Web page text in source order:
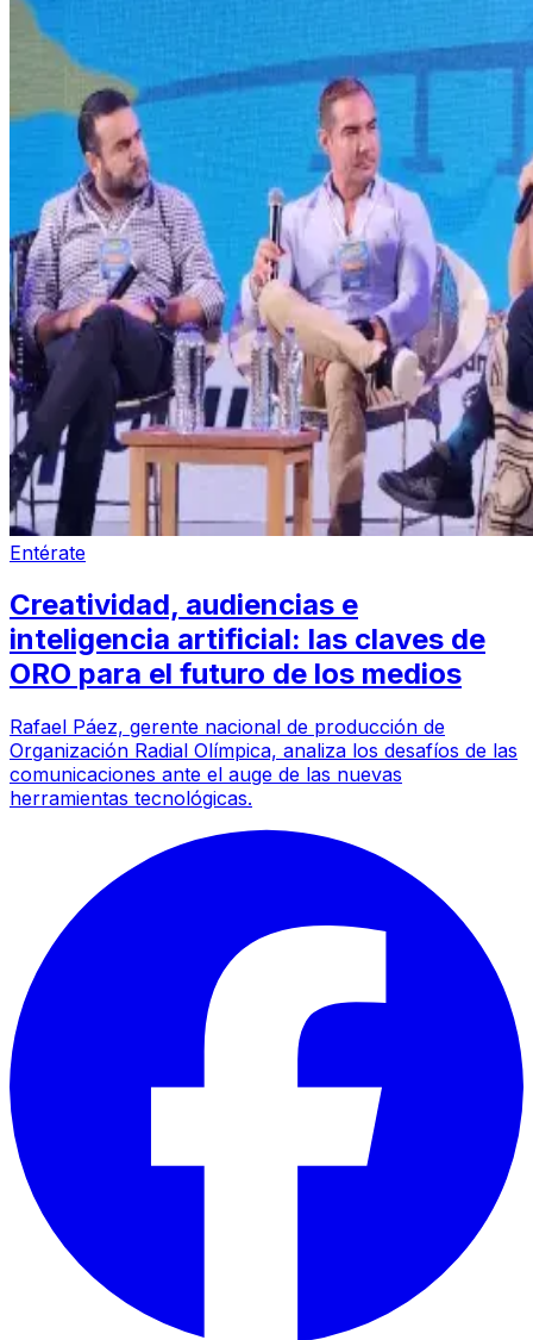
Entérate
Creatividad, audiencias e
inteligencia artificial: las claves de
ORO para el futuro de los medios
Rafael Páez, gerente nacional de producción de
Organización Radial Olímpica, analiza los desafíos de las
comunicaciones ante el auge de las nuevas
herramientas tecnológicas.